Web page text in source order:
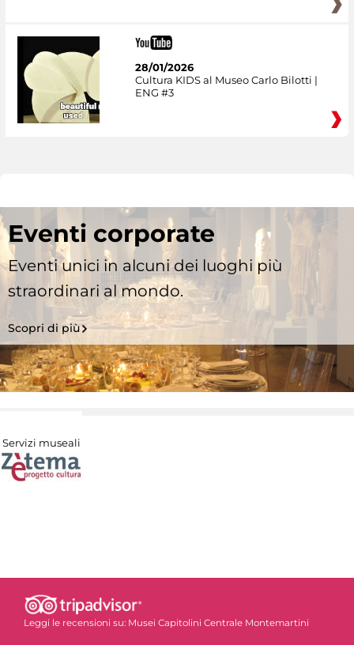
28/01/2026
Cultura KIDS al Museo Carlo Bilotti |
ENG #3
Eventi corporate
Eventi unici in alcuni dei luoghi più
straordinari al mondo.
Scopri di più
Servizi museali
Leggi le recensioni su: Musei Capitolini Centrale Montemartini